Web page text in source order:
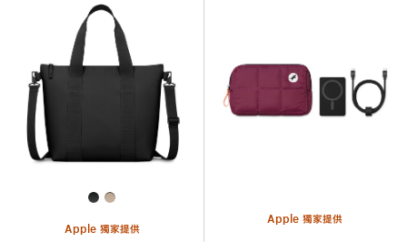
Apple 獨家提供
Apple 獨家提供